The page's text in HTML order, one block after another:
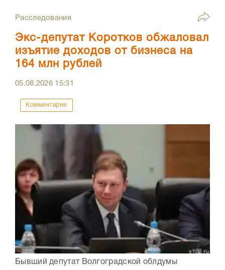
Расследования
Экс-депутат Коротков обжаловал
изъятие доходов от бизнеса на
164 млн рублей
05.08.2026 15:31
Комментарии
Бывший депутат Волгоградской облдумы